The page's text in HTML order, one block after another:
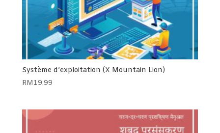
Système d’exploitation (X Mountain Lion)
RM19.99